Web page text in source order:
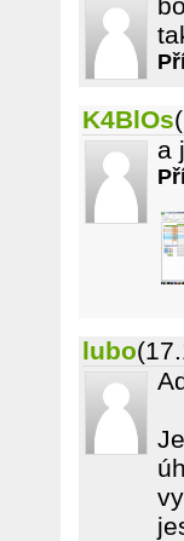
K4BlOs
a
lubo